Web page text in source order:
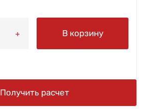
В корзину
Получить расчет